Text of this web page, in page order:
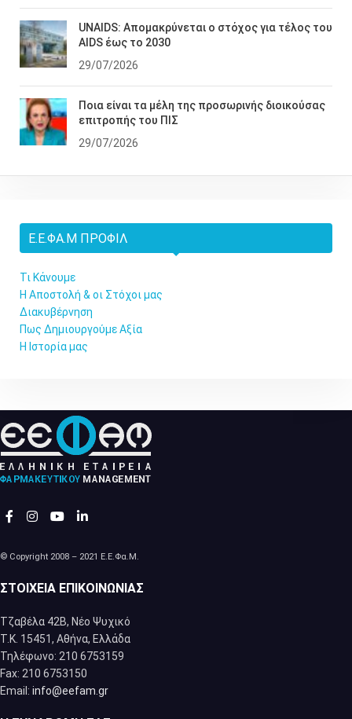
UNAIDS: Απομακρύνεται ο στόχος για τέλος του
AIDS έως το 2030
29/07/2026
Ποια είναι τα μέλη της προσωρινής διοικούσας
επιτροπής του ΠΙΣ
29/07/2026
Ε.Ε.ΦΑ.Μ ΠΡΟΦΊΛ
Τι Κάνουμε
Η Αποστολή & οι Στόχοι μας
Διακυβέρνηση
Πως Δημιουργούμε Αξία
Η Ιστορία μας
© Copyright 2008 – 2021 Ε.Ε.Φα.Μ.
ΣΤΟΙΧΕΊΑ ΕΠΙΚΟΙΝΩΝΊΑΣ
Τζαβέλα 42Β, Νέο Ψυχικό
Τ.Κ. 15451, Αθήνα, Eλλάδα
Τηλέφωνο: 210 6753159
Fax: 210 6753150
Email: info@eefam.gr